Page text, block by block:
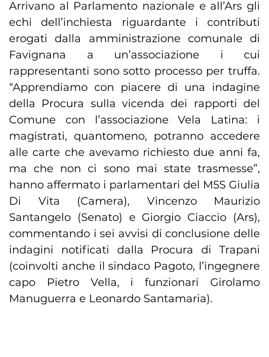
Arrivano al Parlamento nazionale e all’Ars gli
echi dell’inchiesta riguardante i contributi
erogati dalla amministrazione comunale di
Favignana a un’associazione i cui
rappresentanti sono sotto processo per truffa.
“Apprendiamo con piacere di una indagine
della Procura sulla vicenda dei rapporti del
Comune con l’associazione Vela Latina: i
magistrati, quantomeno, potranno accedere
alle carte che avevamo richiesto due anni fa,
ma che non ci sono mai state trasmesse”,
hanno affermato i parlamentari del M5S Giulia
Di Vita (Camera), Vincenzo Maurizio
Santangelo (Senato) e Giorgio Ciaccio (Ars),
commentando i sei avvisi di conclusione delle
indagini notificati dalla Procura di Trapani
(coinvolti anche il sindaco Pagoto, l’ingegnere
capo Pietro Vella, i funzionari Girolamo
Manuguerra e Leonardo Santamaria).